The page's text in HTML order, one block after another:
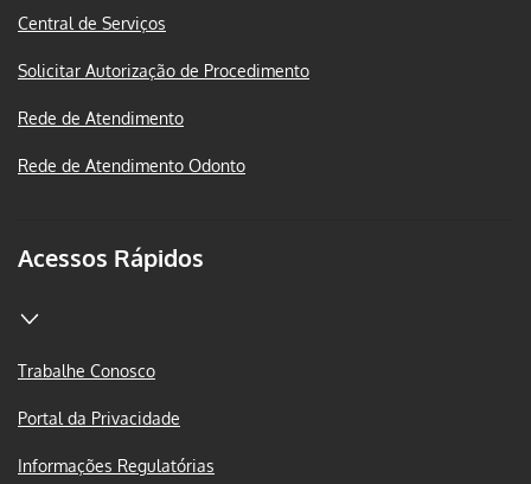
Central de Serviços
Solicitar Autorização de Procedimento
Rede de Atendimento
Rede de Atendimento Odonto
Acessos Rápidos
Trabalhe Conosco
Portal da Privacidade
Informações Regulatórias